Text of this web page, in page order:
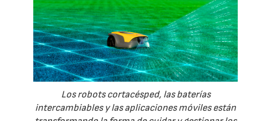
Los robots cortacésped, las baterías
intercambiables y las aplicaciones móviles están